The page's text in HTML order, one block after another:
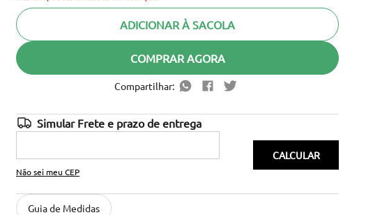
ADICIONAR À SACOLA
COMPRAR AGORA
Compartilhar:
Não sei meu CEP
Guia de Medidas